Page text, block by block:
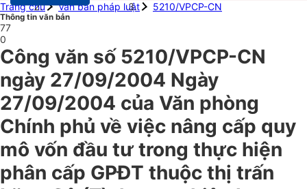
Trang chủ
Văn bản pháp luật 5210/VPCP-CN
Thông tin văn bản
77
0
Công văn số 5210/VPCP-CN
ngày 27/09/2004 Ngày
27/09/2004 của Văn phòng
Chính phủ về việc nâng cấp quy
mô vốn đầu tư trong thực hiện
phân cấp GPĐT thuộc thị trấn